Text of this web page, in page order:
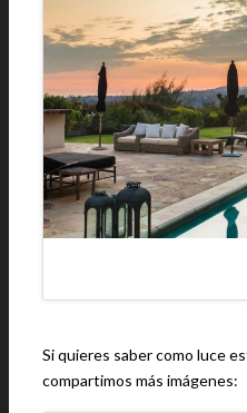
Si quieres saber como luce
compartimos más imágenes: